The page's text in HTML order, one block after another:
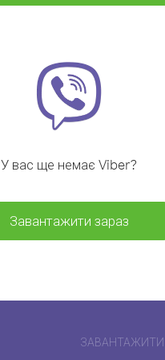
У вас ще немає Viber?
Завантажити зараз
ЗАВАНТАЖИТИ